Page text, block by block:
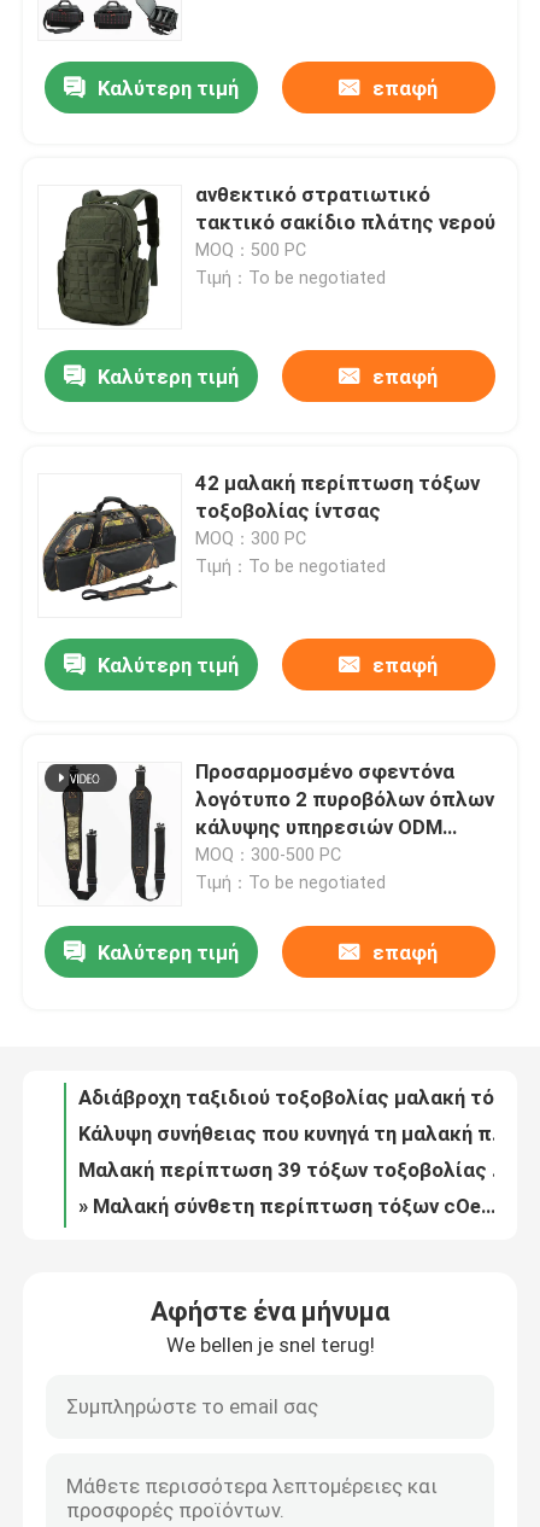
Σπίτι
Προϊόντα
Σχετικά με εμάς
Έλεγχος ποιότητας
Επικοινωνήστε μαζί μας
Ζητήστε μια προσφορά
Τσάντα πυροβόλων όπλων κυνηγιού
Καλύτερη τιμή επαφή
ανθεκτικό στρατιωτικό
τακτικό σακίδιο πλάτης νερού
MOQ：500 PC
Τιμή：To be negotiated
Καλύτερη τιμή επαφή
42 μαλακή περίπτωση τόξων
τοξοβολίας ίντσας
MOQ：300 PC
Τιμή：To be negotiated
Καλύτερη τιμή επαφή
Προσαρμοσμένο σφεντόνα
λογότυπο 2 πυροβόλων όπλων
κάλυψης υπηρεσιών ODM
σφεντόνα πυροβόλων όπλων
σημείου
MOQ：300-500 PC
Τιμή：To be negotiated
Καλύτερη τιμή επαφή
Αδιάβροχη ταξιδιού τοξοβολίας μαλακή τόξων τσάντα τόξων περίπτωσης σύνθετη με το λουρί ώμων
45 ίντσας τοξοβολίας μαλακή τόξων μαλακή περίπτωση τόξων περίπτωσης μαύρη ανθεκτική σύνθετη
Λογότυπο συνήθειας σύνθετη περίπτωση τόξων τοξοβολίας 37 ίντσας με το λουρί σακιδίων πλάτης
Μαλακή περίπτωση τόξων τοξοβολίας κάλυψης cOem ένωση κυνηγιού 37 ίντσας
100cm λουξ νάυλον περίπτωση Plano τόξων τοξοβολίας μαλακή για τα σύνθετα τόξα
Αφήστε ένα μήνυμα
We bellen je snel terug!